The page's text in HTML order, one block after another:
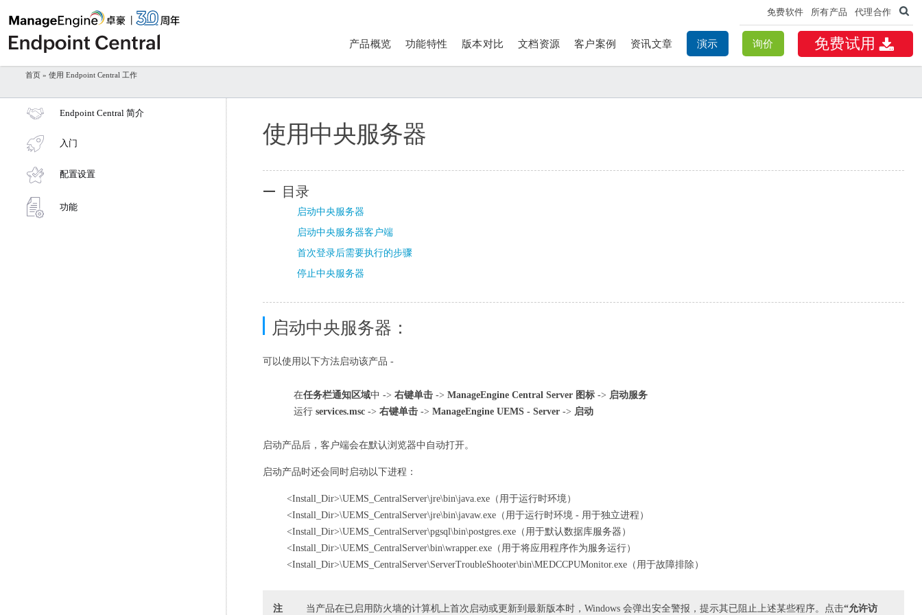
免费软件 所有产品 代理合作
免费试用
产品概览 功能特性 版本对比 文档资源 客户案例 资讯文章 演示 询价
首页 » 使用 Endpoint Central 工作
Endpoint Central 简介
入门
配置设置
功能
使用中央服务器
目录
启动中央服务器
启动中央服务器客户端
首次登录后需要执行的步骤
停止中央服务器
启动中央服务器：
可以使用以下方法启动该产品 -
在任务栏通知区域中 ->右键单击 ->ManageEngine Central Server 图标 -> 启动服务
运行 services.msc ->右键单击 ->ManageEngine UEMS - Server -> 启动
启动产品后，客户端会在默认浏览器中自动打开。
启动产品时还会同时启动以下进程：
<Install_Dir>\UEMS_CentralServer\jre\bin\java.exe（用于运行时环境）
<Install_Dir>\UEMS_CentralServer\jre\bin\javaw.exe（用于运行时环境 - 用于独立进程）
<Install_Dir>\UEMS_CentralServer\pgsql\bin\postgres.exe（用于默认数据库服务器）
<Install_Dir>\UEMS_CentralServer\bin\wrapper.exe（用于将应用程序作为服务运行）
<Install_Dir>\UEMS_CentralServer\ServerTroubleShooter\bin\MEDCCPUMonitor.exe（用于故障排除）
注 当产品在已启用防火墙的计算机上首次启动或更新到最新版本时，Windows 会弹出安全警报，提示其已阻止上述某些程序。点击“允许访